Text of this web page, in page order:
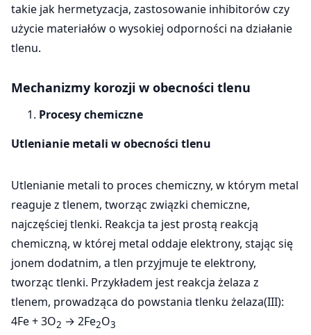
takie jak hermetyzacja, zastosowanie inhibitorów czy
użycie materiałów o wysokiej odporności na działanie
tlenu.
Mechanizmy korozji w obecności tlenu
Procesy chemiczne
Utlenianie metali w obecności tlenu
Utlenianie metali to proces chemiczny, w którym metal
reaguje z tlenem, tworząc związki chemiczne,
najczęściej tlenki. Reakcja ta jest prostą reakcją
chemiczną, w której metal oddaje elektrony, stając się
jonem dodatnim, a tlen przyjmuje te elektrony,
tworząc tlenki. Przykładem jest reakcja żelaza z
tlenem, prowadząca do powstania tlenku żelaza(III):
4Fe + 3O2 → 2Fe2O3